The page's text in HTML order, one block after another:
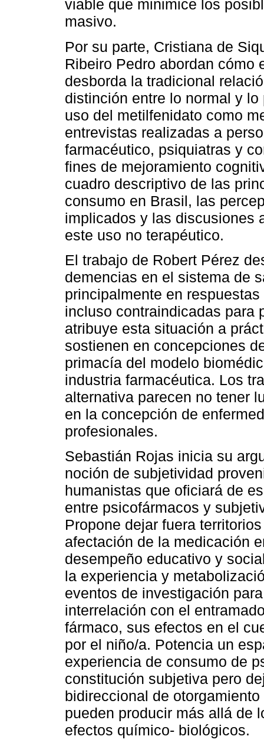
viable que minimice los
masivo.
Por su parte, Cristiana de
Ribeiro Pedro abordan cómo
desborda la tradicional
distinción entre lo normal y
uso del metilfenidato como
entrevistas realizadas a
farmacéutico, psiquiatras y
fines de mejoramiento
cuadro descriptivo de las
consumo en Brasil, las
implicados y las discusiones
este uso no terapéutico.
El trabajo de Robert Pérez
demencias en el sistema de
principalmente en
incluso contraindicadas para
atribuye esta situación a
sostienen en concepciones
primacía del modelo
industria farmacéutica. Los
alternativa parecen no tener
en la concepción de
profesionales.
Sebastián Rojas inicia su
noción de subjetividad
humanistas que oficiará de
entre psicofármacos y
Propone dejar fuera
afectación de la medicación
desempeño educativo y
la experiencia y
eventos de investigación
interrelación con el
fármaco, sus efectos en el
por el niño/a. Potencia un
experiencia de consumo de
constitución subjetiva pero
bidireccional de
pueden producir más allá de
efectos químico- biológicos.